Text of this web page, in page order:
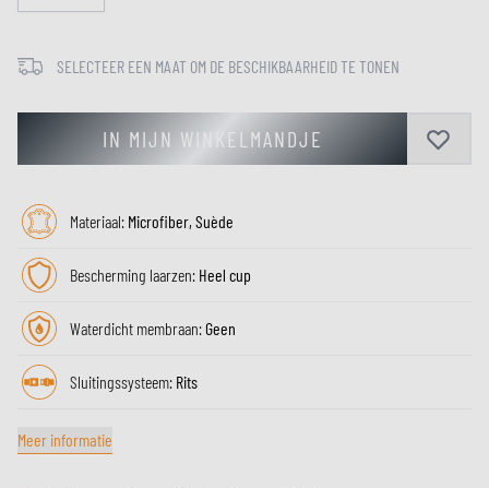
SELECTEER EEN MAAT OM DE BESCHIKBAARHEID TE TONEN
IN MIJN WINKELMANDJE
Materiaal: Microfiber, Suède
Bescherming laarzen: Heel cup
Waterdicht membraan:Geen
Sluitingssysteem: Rits
Meer informatie